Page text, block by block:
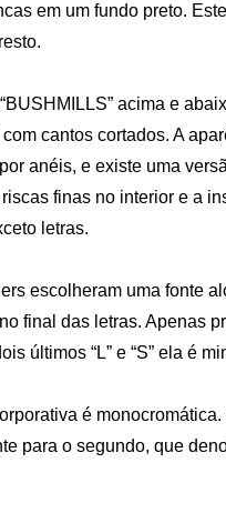
em um fundo preto.
acima e
cantos cortados. A
anéis, e existe uma
finas no interior e a
letras.
escolheram uma fonte
final das letras. Apenas
últimos “L” e “S” ela é
é
para o segundo, que